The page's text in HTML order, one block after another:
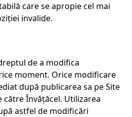
care se apropie cel mai
invalide.
de a modifica
moment. Orice modificare
după publicarea sa pe Site
Învățăcel. Utilizarea
astfel de modificări